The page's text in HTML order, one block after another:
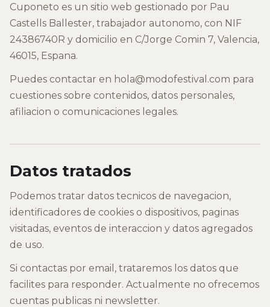
Cuponeto es un sitio web gestionado por Pau
Castells Ballester, trabajador autonomo, con NIF
24386740R y domicilio en C/Jorge Comin 7, Valencia,
46015, Espana.
Puedes contactar en hola@modofestival.com para
cuestiones sobre contenidos, datos personales,
afiliacion o comunicaciones legales.
Datos tratados
Podemos tratar datos tecnicos de navegacion,
identificadores de cookies o dispositivos, paginas
visitadas, eventos de interaccion y datos agregados
de uso.
Si contactas por email, trataremos los datos que
facilites para responder. Actualmente no ofrecemos
cuentas publicas ni newsletter.